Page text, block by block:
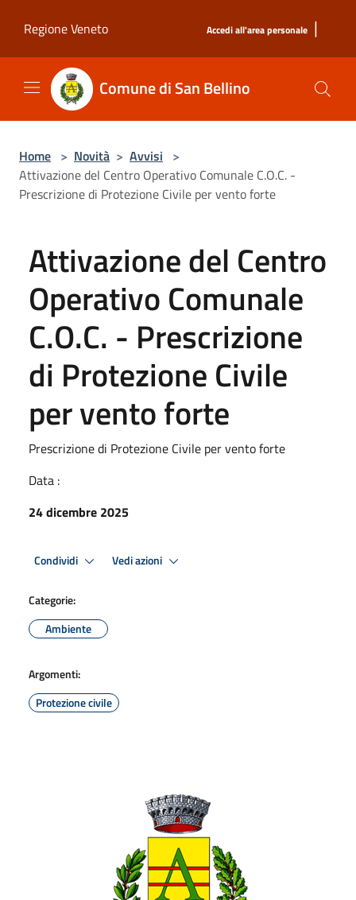
Regione Veneto
Accedi all'area personale |
Comune di San Bellino
Home > Novità > Avvisi >
Attivazione del Centro Operativo Comunale C.O.C. -
Prescrizione di Protezione Civile per vento forte
Attivazione del Centro
Operativo Comunale
C.O.C. - Prescrizione
di Protezione Civile
per vento forte
Prescrizione di Protezione Civile per vento forte
Data :
24 dicembre 2025
Condividi Vedi azioni
Categorie:
Ambiente
Argomenti:
Protezione civile